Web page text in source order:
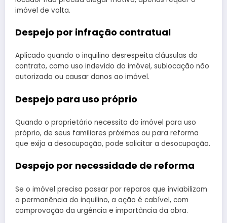
imóvel de volta.
Despejo por infração contratual
Aplicado quando o inquilino desrespeita cláusulas do
contrato, como uso indevido do imóvel, sublocação não
autorizada ou causar danos ao imóvel.
Despejo para uso próprio
Quando o proprietário necessita do imóvel para uso
próprio, de seus familiares próximos ou para reforma
que exija a desocupação, pode solicitar a desocupação.
Despejo por necessidade de reforma
Se o imóvel precisa passar por reparos que inviabilizam
a permanência do inquilino, a ação é cabível, com
comprovação da urgência e importância da obra.